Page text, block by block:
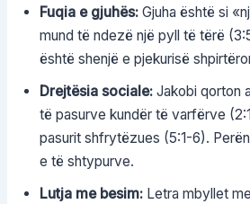
Fuqia e gjuhës:Gjuha është si
mund të ndezë një pyll të tërë
është shenjë e pjekurisë
Drejtësia sociale:Jakobi qorton
të pasurve kundër të varfërve
pasurit shfrytëzues (5:1-6).
e të shtypurve.
Lutja me besim:Letra mbyllet